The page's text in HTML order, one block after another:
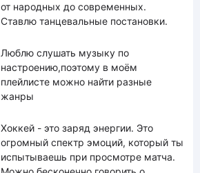
от народных до современных.
Ставлю танцевальные постановки.
Люблю слушать музыку по
настроению,поэтому в моём
плейлисте можно найти разные
жанры
Хоккей - это заряд энергии. Это
огромный спектр эмоций, который ты
испытываешь при просмотре матча.